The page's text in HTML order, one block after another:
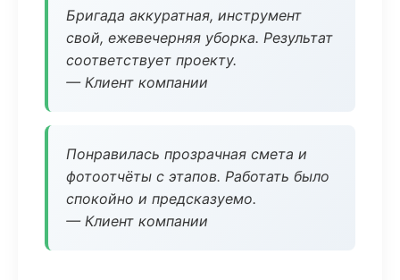
Бригада аккуратная, инструмент
свой, ежевечерняя уборка. Результат
соответствует проекту.
— Клиент компании
Понравилась прозрачная смета и
фотоотчёты с этапов. Работать было
спокойно и предсказуемо.
— Клиент компании